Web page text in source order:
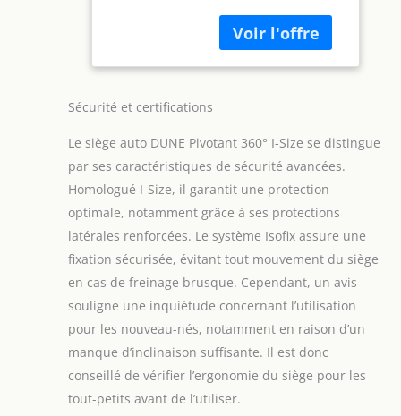
jusqu'à 12 ans
environ -
Groupe
0+/1/2/3 -
uniquement en dos
route (jusqu’à 4
ans), afin de faciliter
l’installation de
vous ! SECURITE : Le
siège auto est
homologué selon la
nouvelle norme
européenne i-Size
R129, obligatoire
depuis le
01/09/2023. Il est
équipé de
protections
latérales et d’un
harnais 5 points.
EVOLUTIF : Le siège
convient aux
Sécurité et certifications
Le siège auto DUNE Pivotant 360° I-Size se distingue
par ses caractéristiques de sécurité avancées.
Homologué I-Size, il garantit une protection
optimale, notamment grâce à ses protections
latérales renforcées. Le système Isofix assure une
fixation sécurisée, évitant tout mouvement du siège
en cas de freinage brusque. Cependant, un avis
souligne une inquiétude concernant l’utilisation
pour les nouveau-nés, notamment en raison d’un
manque d’inclinaison suffisante. Il est donc
conseillé de vérifier l’ergonomie du siège pour les
tout-petits avant de l’utiliser.